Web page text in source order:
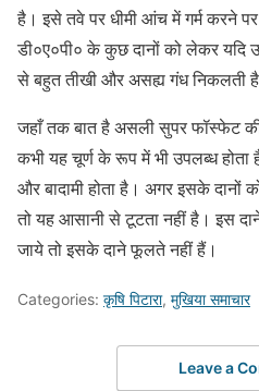
है। इसे तवे पर धीमी आंच में गर्म करने
डी०ए०पी० के कुछ दानों को लेकर यदि
से बहुत तीखी और असह्य गंध निकलती
जहाँ तक बात है असली सुपर फॉस्फेट
कभी यह चूर्ण के रूप में भी उपलब्ध होता
और बादामी होता है। अगर इसके दानों
तो यह आसानी से टूटता नहीं है। इस
जाये तो इसके दाने फूलते नहीं हैं।
Categories: कृषि पिटारा, मुखिया समाचार
Leave a